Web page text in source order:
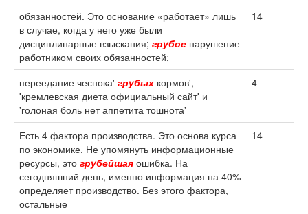
обязанностей. Это основание «работает» лишь
в случае, когда у него уже были
дисциплинарные взыскания; грубое нарушение
работником своих обязанностей;
14
переедание чеснока' грубых кормов',
'кремлевская диета официальный сайт' и
'голоная боль нет аппетита тошнота'
4
Есть 4 фактора производства. Это основа курса
по экономике. Не упомянуть информационные
ресурсы, это грубейшая ошибка. На
сегодняшний день, именно информация на 40%
определяет производство. Без этого фактора,
остальные
14